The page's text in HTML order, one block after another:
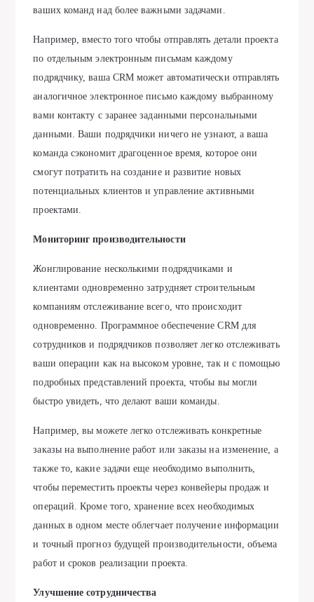
ваших команд над более важными задачами.
Например, вместо того чтобы отправлять детали проекта
по отдельным электронным письмам каждому
подрядчику, ваша CRM может автоматически отправлять
аналогичное электронное письмо каждому выбранному
вами контакту с заранее заданными персональными
данными. Ваши подрядчики ничего не узнают, а ваша
команда сэкономит драгоценное время, которое они
смогут потратить на создание и развитие новых
потенциальных клиентов и управление активными
проектами.
Мониторинг производительности
Жонглирование несколькими подрядчиками и
клиентами одновременно затрудняет строительным
компаниям отслеживание всего, что происходит
одновременно. Программное обеспечение CRM для
сотрудников и подрядчиков позволяет легко отслеживать
ваши операции как на высоком уровне, так и с помощью
подробных представлений проекта, чтобы вы могли
быстро увидеть, что делают ваши команды.
Например, вы можете легко отслеживать конкретные
заказы на выполнение работ или заказы на изменение, а
также то, какие задачи еще необходимо выполнить,
чтобы переместить проекты через конвейеры продаж и
операций. Кроме того, хранение всех необходимых
данных в одном месте облегчает получение информации
и точный прогноз будущей производительности, объема
работ и сроков реализации проекта.
Улучшение сотрудничества